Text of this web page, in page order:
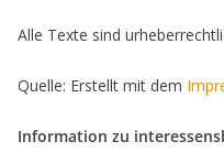
Alle Texte sind
Quelle: Erstellt mit dem
Information zu